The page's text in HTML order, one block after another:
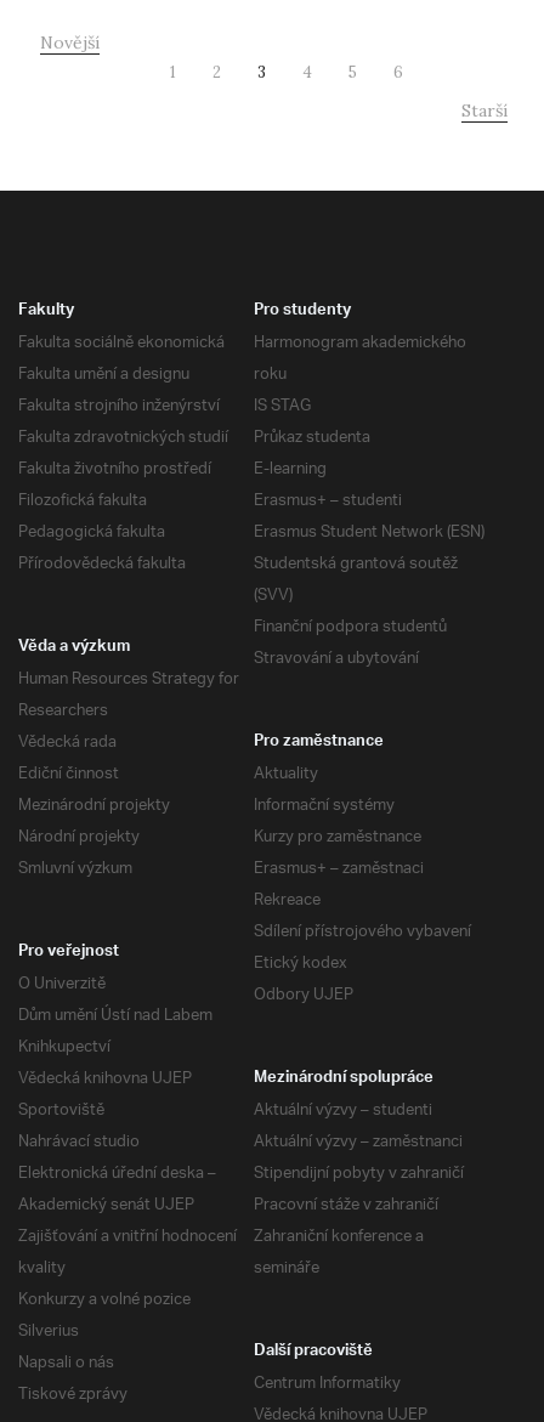
Novější
1 2 3 4 5 6
Starší
Fakulty
Fakulta sociálně ekonomická
Fakulta umění a designu
Fakulta strojního inženýrství
Fakulta zdravotnických studií
Fakulta životního prostředí
Filozofická fakulta
Pedagogická fakulta
Přírodovědecká fakulta
Pro studenty
Harmonogram akademického
roku
IS STAG
Průkaz studenta
E-learning
Erasmus+ – studenti
Erasmus Student Network (ESN)
Studentská grantová soutěž
(SVV)
Finanční podpora studentů
Stravování a ubytování
Věda a výzkum
Human Resources Strategy for
Researchers
Vědecká rada
Ediční činnost
Mezinárodní projekty
Národní projekty
Smluvní výzkum
Pro zaměstnance
Aktuality
Informační systémy
Kurzy pro zaměstnance
Erasmus+ – zaměstnaci
Rekreace
Sdílení přístrojového vybavení
Etický kodex
Odbory UJEP
Pro veřejnost
O Univerzitě
Dům umění Ústí nad Labem
Knihkupectví
Vědecká knihovna UJEP
Sportoviště
Nahrávací studio
Elektronická úřední deska –
Akademický senát UJEP
Zajišťování a vnitřní hodnocení
kvality
Konkurzy a volné pozice
Silverius
Napsali o nás
Tiskové zprávy
Mezinárodní spolupráce
Aktuální výzvy – studenti
Aktuální výzvy – zaměstnanci
Stipendijní pobyty v zahraničí
Pracovní stáže v zahraničí
Zahraniční konference a
semináře
Další pracoviště
Centrum Informatiky